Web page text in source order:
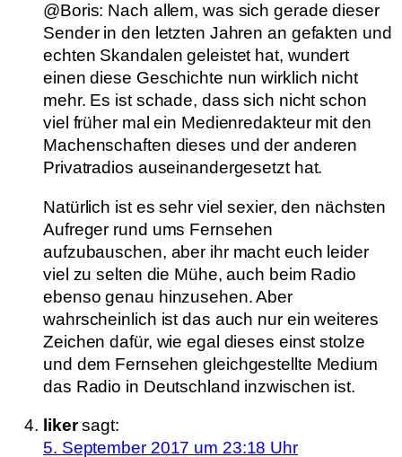
@Boris: Nach allem, was sich gerade dieser
Sender in den letzten Jahren an gefakten und
echten Skandalen geleistet hat, wundert
einen diese Geschichte nun wirklich nicht
mehr. Es ist schade, dass sich nicht schon
viel früher mal ein Medienredakteur mit den
Machenschaften dieses und der anderen
Privatradios auseinandergesetzt hat.
Natürlich ist es sehr viel sexier, den nächsten
Aufreger rund ums Fernsehen
aufzubauschen, aber ihr macht euch leider
viel zu selten die Mühe, auch beim Radio
ebenso genau hinzusehen. Aber
wahrscheinlich ist das auch nur ein weiteres
Zeichen dafür, wie egal dieses einst stolze
und dem Fernsehen gleichgestellte Medium
das Radio in Deutschland inzwischen ist.
liker sagt:
5. September 2017 um 23:18 Uhr